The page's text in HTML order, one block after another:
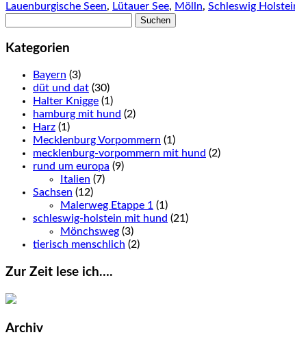
Lauenburgische Seen, Lütauer See, Mölln, Schleswig
Kategorien
Bayern (3)
düt und dat (30)
Halter Knigge (1)
hamburg mit hund (2)
Harz (1)
Mecklenburg Vorpommern (1)
mecklenburg-vorpommern mit hund (2)
rund um europa (9)
Italien (7)
Sachsen (12)
Malerweg Etappe 1 (1)
schleswig-holstein mit hund (21)
Mönchsweg (3)
tierisch menschlich (2)
Zur Zeit lese ich….
Archiv